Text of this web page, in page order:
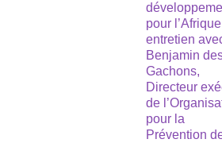
pour
entretien
Benjamin
Gachons,
Directeur
de
pour la
Prévention